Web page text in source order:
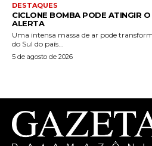
DESTAQUES
CICLONE BOMBA PODE ATINGIR
ALERTA
Uma intensa massa de ar pode
do Sul do país...
5 de agosto de 2026